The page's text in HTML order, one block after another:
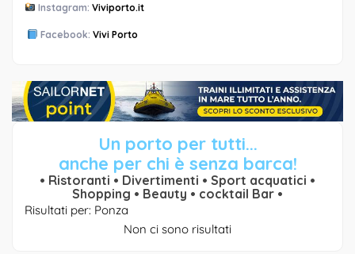
Instagram: Viviporto.it
Facebook: Vivi Porto
Un porto per tutti...
anche per chi è senza barca!
• Ristoranti • Divertimenti • Sport acquatici •
Shopping • Beauty • cocktail Bar •
Risultati per: Ponza
Non ci sono risultati